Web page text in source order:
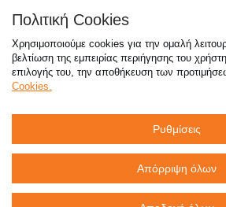
(μόνο από σταθερό,
214 100 9999 (αστική
Πολιτική Cookies
Χρησιμοποιούμε cookies για την ομαλή
βελτίωση της εμπειρίας περιήγησης του
επιλογής του, την αποθήκευση των
Cookies.
Ρυθμίσεις
Απόρριψη όλων